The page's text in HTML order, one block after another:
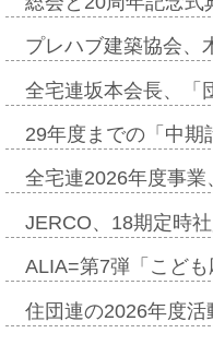
プレハブ建築協会
全宅連坂本会長、「
29年度までの「中
全宅連2026年度事
JERCO、18期定時
ALIA=第7弾「こど
住団連の2026年度